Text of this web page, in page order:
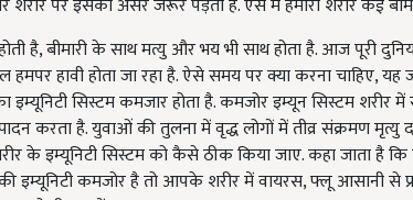
शरीर पर इसका असर जरूर पड़ता है. ऐसे में हमारा शरीर कई
है, बीमारी के साथ मत्यु और भय भी साथ होता है. आज पूरी
हमपर हावी होता जा रहा है. ऐसे समय पर क्या करना चाहिए,
इम्यूनिटी सिस्टम कमजार होता है. कमजोर इम्यून सिस्टम
करता है. युवाओं की तुलना में वृद्ध लोगों में तीव्र संक्रमण
के इम्यूनिटी सिस्टम को कैसे ठीक किया जाए. कहा जाता है कि
इम्यूनिटी कमजोर है तो आपके शरीर में वायरस, फ्लू आसानी